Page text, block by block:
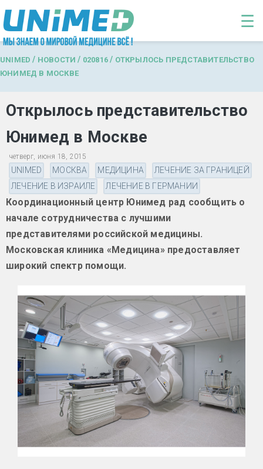
Перейти к основному содержанию
☰
UNIMED / НОВОСТИ / 020816 / ОТКРЫЛОСЬ ПРЕДСТАВИТЕЛЬСТВО
ЮНИМЕД В МОСКВЕ
Открылось представительство
Юнимед в Москве
четверг, июня 18, 2015
UNIMED МОСКВА МЕДИЦИНА
ЛЕЧЕНИЕ ЗА ГРАНИЦЕЙ
ЛЕЧЕНИЕ В ИЗРАИЛЕ
ЛЕЧЕНИЕ В ГЕРМАНИИ
Координационный центр Юнимед рад сообщить о
начале сотрудничества с лучшими
представителями российской медицины.
Московская клиника «Медицина» предоставляет
широкий спектр помощи.